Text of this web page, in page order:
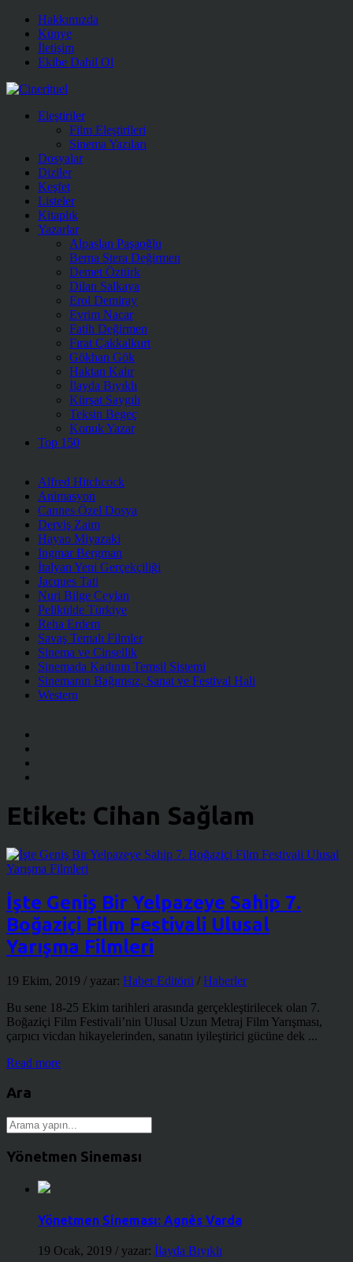
Hakkımızda
Künye
İletişim
Ekibe Dahil Ol
Eleştiriler
Film Eleştirileri
Sinema Yazıları
Dosyalar
Diziler
Keşfet
Listeler
Kitaplık
Yazarlar
Alpaslan Paşaoğlu
Berna Stera Değirmen
Demet Öztürk
Dilan Salkaya
Erol Demiray
Evrim Nacar
Fatih Değirmen
Fırat Çakkalkurt
Gökhan Gök
Haktan Kalır
İlayda Bıyıklı
Kürşat Saygılı
Teksin Begeç
Konuk Yazar
Top 150
Alfred Hitchcock
Animasyon
Cannes Özel Dosya
Derviş Zaim
Hayao Miyazaki
Ingmar Bergman
İtalyan Yeni Gerçekçiliği
Jacques Tati
Nuri Bilge Ceylan
Pelikülde Türkiye
Reha Erdem
Savaş Temalı Filmler
Sinema ve Cinsellik
Sinemada Kadının Temsil Sistemi
Sinemanın Bağımsız, Sanat ve Festival Hali
Western
Etiket: Cihan Sağlam
İşte Geniş Bir Yelpazeye Sahip 7.
Boğaziçi Film Festivali Ulusal
Yarışma Filmleri
19 Ekim, 2019 / yazar: Haber Editörü / Haberler
Bu sene 18-25 Ekim tarihleri arasında gerçekleştirilecek olan 7.
Boğaziçi Film Festivali’nin Ulusal Uzun Metraj Film Yarışması,
çarpıcı vicdan hikayelerinden, sanatın iyileştirici gücüne dek ...
Read more
Ara
Yönetmen Sineması
Yönetmen Sineması: Agnès Varda
19 Ocak, 2019 / yazar: İlayda Bıyıklı